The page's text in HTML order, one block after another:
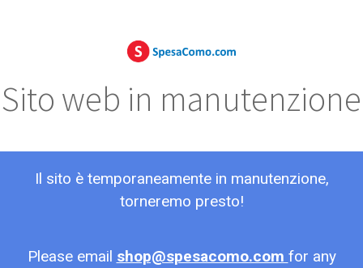
Sito web in manutenzione
Il sito è temporaneamente in manutenzione,
torneremo presto!
Please email shop@spesacomo.com for any